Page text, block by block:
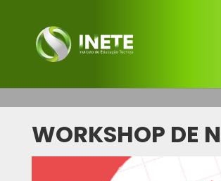
WORKSHOP DE